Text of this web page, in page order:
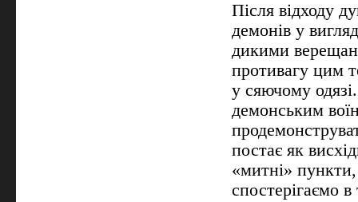
Після відходу
демонів у
дикими
противагу цим
у сяючому
демонським
постає як
«митні»
спостерігаємо в